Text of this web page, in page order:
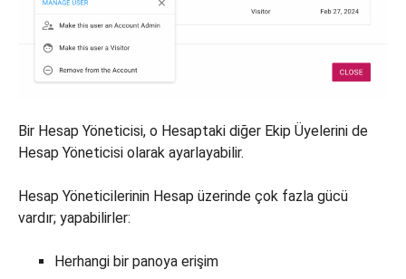
Bir Hesap Yöneticisi, o Hesaptaki diğer Ekip Üyelerini de
Hesap Yöneticisi olarak ayarlayabilir.
Hesap Yöneticilerinin Hesap üzerinde çok fazla gücü
vardır; yapabilirler:
Herhangi bir panoya erişim